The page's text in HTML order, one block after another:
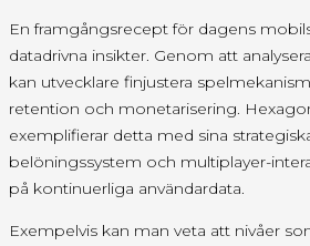
En framgångsrecept för dagens
datadrivna insikter. Genom att
kan utvecklare finjustera
retention och monetarisering.
exemplifierar detta med sina
belöningssystem och multiplayer-
på kontinuerliga användardata.
Exempelvis kan man veta att nivåer